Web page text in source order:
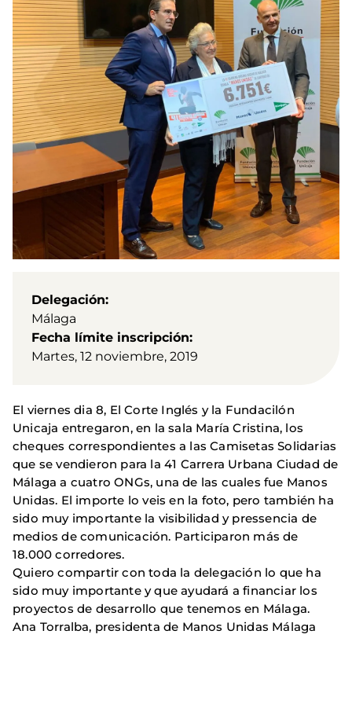
Delegación
Málaga
Fecha límite inscripción
Martes, 12 noviembre, 2019
El viernes dia 8, El Corte Inglés y la Fundacilón
Unicaja entregaron, en la sala María Cristina, los
cheques correspondientes a las Camisetas Solidarias
que se vendieron para la 41 Carrera Urbana Ciudad de
Málaga a cuatro ONGs, una de las cuales fue Manos
Unidas. El importe lo veis en la foto, pero también ha
sido muy importante la visibilidad y pressencia de
medios de comunicación. Participaron más de
18.000 corredores.
Quiero compartir con toda la delegación lo que ha
sido muy importante y que ayudará a financiar los
proyectos de desarrollo que tenemos en Málaga.
Ana Torralba, presidenta de Manos Unidas Málaga